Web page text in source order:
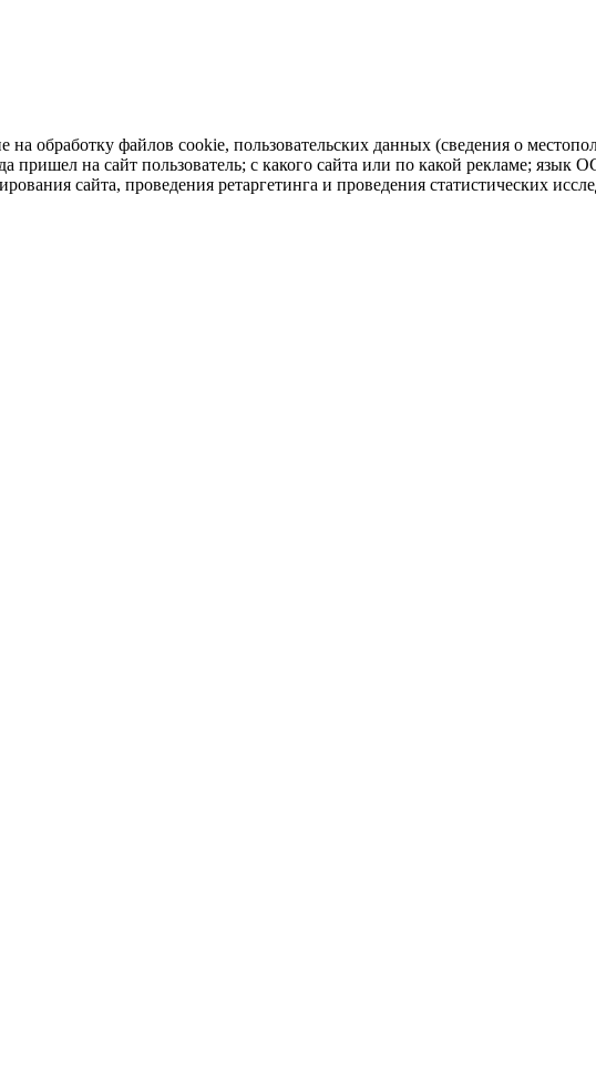
на обработку файлов cookie, пользовательских данных (сведения о
пришел на сайт пользователь; с какого сайта или по какой рекламе;
сайта, проведения ретаргетинга и проведения статистических